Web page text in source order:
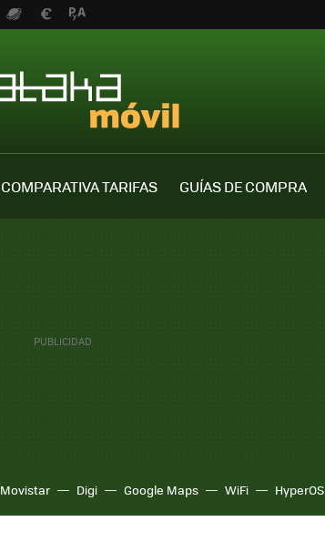
COMPARATIVA TARIFAS
GUÍAS DE COMPRA
Movistar Digi Google Maps WiFi HyperOS